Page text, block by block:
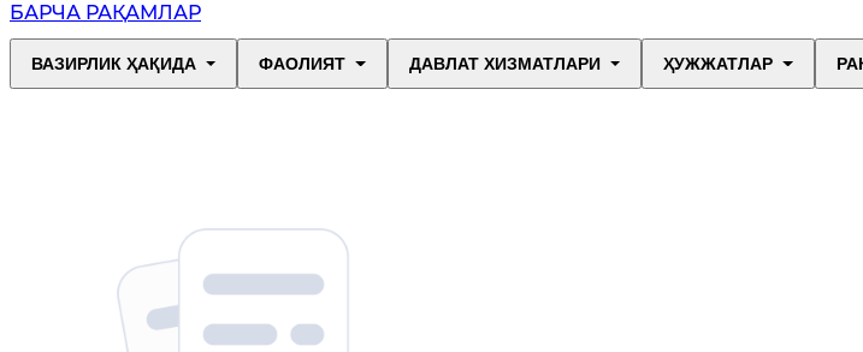
БАРЧА РАҚАМЛАР
ВАЗИРЛИК ҲАҚИДА ФАОЛИЯТ ДАВЛАТ ХИЗМАТЛАРИ ҲУЖЖАТЛАР